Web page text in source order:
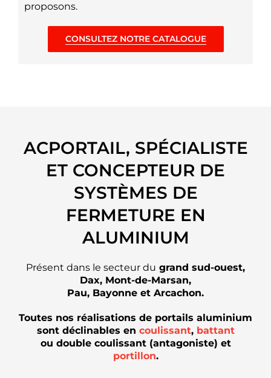
proposons.
CONSULTEZ NOTRE CATALOGUE
ACPORTAIL, SPÉCIALISTE
ET CONCEPTEUR DE
SYSTÈMES DE
FERMETURE EN
ALUMINIUM
Présent dans le secteur du grand sud-ouest,
Dax, Mont-de-Marsan,
Pau, Bayonne et Arcachon.
Toutes nos réalisations de portails aluminium
sont déclinables en coulissant, battant
ou double coulissant (antagoniste) et
portillon.